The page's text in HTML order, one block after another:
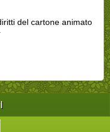
del cartone animato